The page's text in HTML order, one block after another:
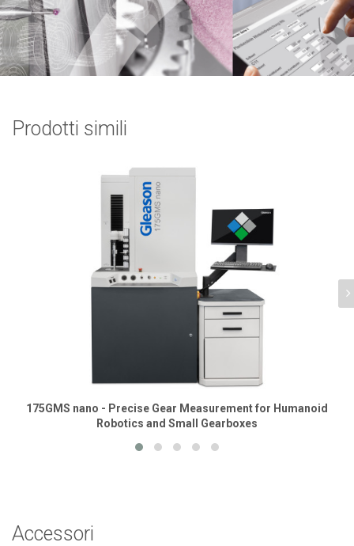
Prodotti simili
175GMS nano - Precise Gear Measurement for Humanoid
Robotics and Small Gearboxes
Accessori